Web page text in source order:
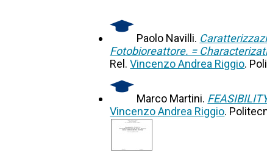
Paolo Navilli.
Fotobioreattore. =
Rel.Vincenzo Andrea Riggio.
Marco Martini.
Vincenzo Andrea Riggio.